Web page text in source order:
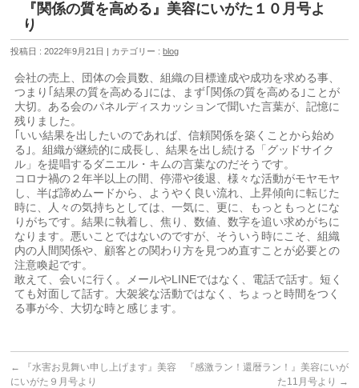
『関係の質を高める』美容にいがた１０月号よ
り
投稿日 : 2022年9月21日 | カテゴリー :blog
会社の売上、団体の会員数、組織の目標達成や成功を求める事、
つまり｢結果の質を高める｣には、まず｢関係の質を高める｣ことが
大切。ある会のパネルディスカッションで聞いた言葉が、記憶に
残りました。
｢いい結果を出したいのであれば、信頼関係を築くことから始め
る｣。組織が継続的に成長し、結果を出し続ける「グッドサイク
ル」を提唱するダニエル・キムの言葉なのだそうです。
コロナ禍の２年半以上の間、停滞や後退、様々な活動がモヤモヤ
し、半ば諦めムードから、ようやく良い流れ、上昇傾向に転じた
時に、人々の気持ちとしては、一気に、更に、もっともっとにな
りがちです。結果に執着し、焦り、数値、数字を追い求めがちに
なります。悪いことではないのですが、そういう時にこそ、組織
内の人間関係や、顧客との関わり方を見つめ直すことが必要との
注意喚起です。
敢えて、会いに行く。メールやLINEではなく、電話で話す。短く
ても対面して話す。大袈裟な活動ではなく、ちょっと時間をつく
る事が今、大切な時と感じます。
←
『水害お見舞い申し上げます』美容
にいがた９月号より
『感激ラン！還暦ラン！』美容にいが
た11月号より →